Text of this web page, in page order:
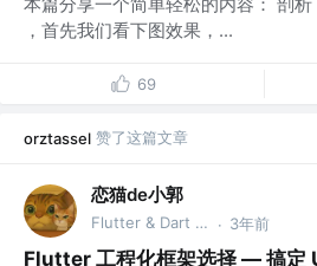
本篇分享一个简单轻松的内容： 剖
，首先我们看下图效果，...
69
orztassel 赞了这篇文章
恋猫de小郭
Flutter & Dart GDE @🏆 掘金签约作者 · 3年前
Flutter 工程化框架选择 — 搞定